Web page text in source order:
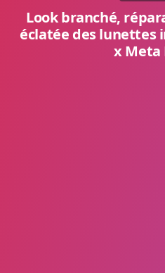
Look branché,
éclatée des lunettes
x Meta